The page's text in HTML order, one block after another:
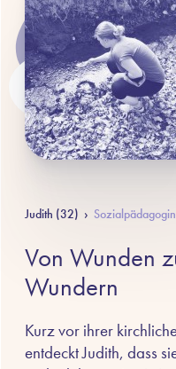
Judith (32) › Sozialpädagogin
Von Wunden
Wundern
Kurz vor ihrer
entdeckt Judith, dass